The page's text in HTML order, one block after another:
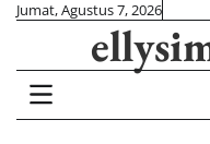
Skip
content
Jumat, Agustus 7, 2026